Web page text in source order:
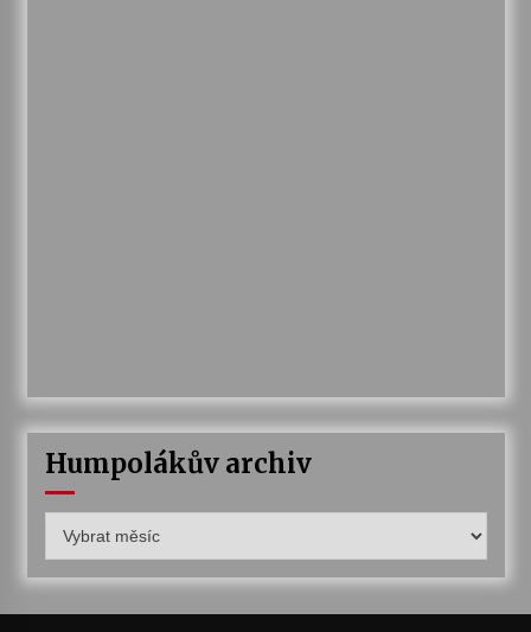
Humpolákův archiv
archiv